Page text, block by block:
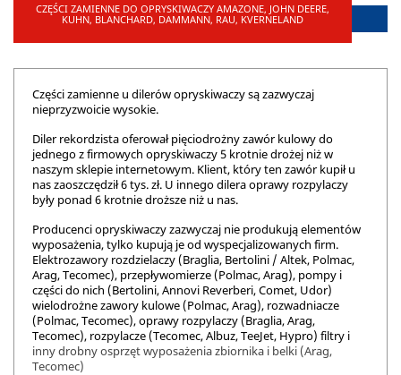
CZĘŚCI ZAMIENNE DO OPRYSKIWACZY AMAZONE, JOHN DEERE,
KUHN, BLANCHARD, DAMMANN, RAU, KVERNELAND
Części zamienne u dilerów opryskiwaczy są zazwyczaj
nieprzyzwoicie wysokie.
Diler rekordzista oferował pięciodrożny zawór kulowy do
jednego z firmowych opryskiwaczy 5 krotnie drożej niż w
naszym sklepie internetowym. Klient, który ten zawór kupił u
nas zaoszczędził 6 tys. zł. U innego dilera oprawy rozpylaczy
były ponad 6 krotnie droższe niż u nas.
Producenci opryskiwaczy zazwyczaj nie produkują elementów
wyposażenia, tylko kupują je od wyspecjalizowanych firm.
Elektrozawory rozdzielaczy (Braglia, Bertolini / Altek, Polmac,
Arag, Tecomec), przepływomierze (Polmac, Arag), pompy i
części do nich (Bertolini, Annovi Reverberi, Comet, Udor)
wielodrożne zawory kulowe (Polmac, Arag), rozwadniacze
(Polmac, Tecomec), oprawy rozpylaczy (Braglia, Arag,
Tecomec), rozpylacze (Tecomec, Albuz, TeeJet, Hypro) filtry i
inny drobny osprzęt wyposażenia zbiornika i belki (Arag,
Tecomec)